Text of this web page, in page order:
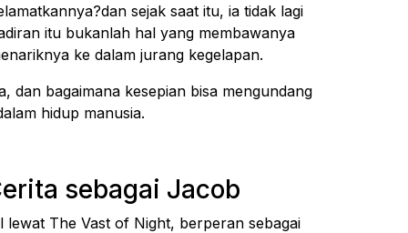
sejak saat itu, ia tidak lagi
itu bukanlah hal yang membawanya
ke dalam jurang kegelapan.
dan bagaimana kesepian bisa mengundang
hidup manusia.
sebagai Jacob
lewat The Vast of Night, berperan sebagai